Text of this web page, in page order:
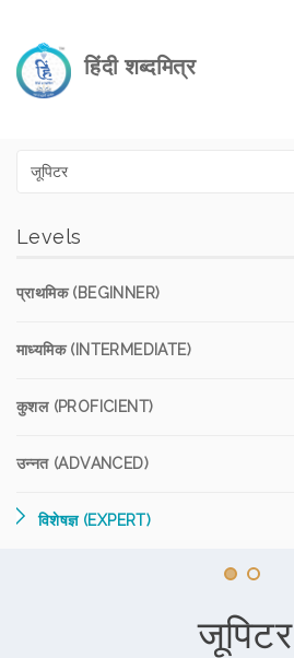
हिंदी शब्दमित्र
Levels
प्राथमिक (BEGINNER)
माध्यमिक (INTERMEDIATE)
कुशल (PROFICIENT)
उन्नत (ADVANCED)
विशेषज्ञ (EXPERT)
जूपिटर